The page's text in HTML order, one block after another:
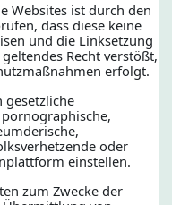
Websites ist durch den
dass diese keine
und die Linksetzung
Recht verstößt,
erfolgt.
gesetzliche
oder
einstellen.
zum Zwecke der